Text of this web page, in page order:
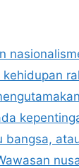
bangsa,